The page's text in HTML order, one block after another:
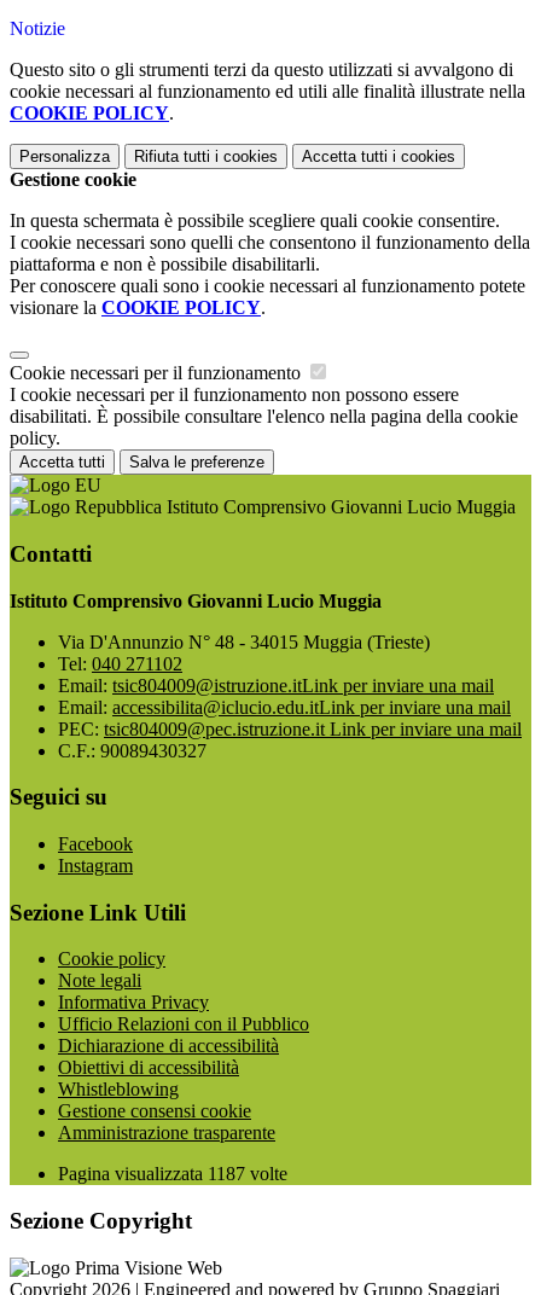
Notizie
Questo sito o gli strumenti terzi da questo utilizzati si avvalgono di
cookie necessari al funzionamento ed utili alle finalità illustrate nella
COOKIE POLICY.
Personalizza Rifiuta tutti i cookies Accetta tutti i cookies
Gestione cookie
In questa schermata è possibile scegliere quali cookie consentire.
I cookie necessari sono quelli che consentono il funzionamento della
piattaforma e non è possibile disabilitarli.
Per conoscere quali sono i cookie necessari al funzionamento potete
visionare la COOKIE POLICY.
Cookie necessari per il funzionamento
I cookie necessari per il funzionamento non possono essere
disabilitati. È possibile consultare l'elenco nella pagina della cookie
policy.
Accetta tutti Salva le preferenze
Istituto Comprensivo Giovanni Lucio Muggia
Contatti
Istituto Comprensivo Giovanni Lucio Muggia
Via D'Annunzio N° 48 - 34015 Muggia (Trieste)
Tel: 040 271102
Email: tsic804009@istruzione.itLink per inviare una mail
Email: accessibilita@iclucio.edu.itLink per inviare una mail
PEC: tsic804009@pec.istruzione.it Link per inviare una mail
C.F.: 90089430327
Seguici su
Facebook
Instagram
Sezione Link Utili
Cookie policy
Note legali
Informativa Privacy
Ufficio Relazioni con il Pubblico
Dichiarazione di accessibilità
Obiettivi di accessibilità
Whistleblowing
Gestione consensi cookie
Amministrazione trasparente
Pagina visualizzata 1187 volte
Sezione Copyright
Copyright 2026 | Engineered and powered by Gruppo Spaggiari